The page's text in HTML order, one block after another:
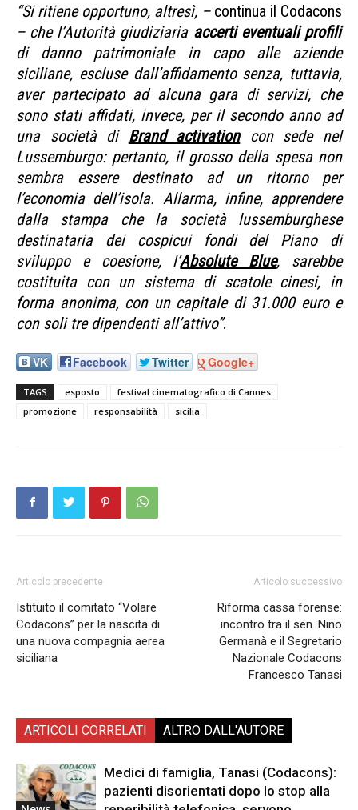
“Si ritiene opportuno, altresì, – continua il Codacons
– che l’Autorità giudiziaria accerti eventuali profili
di danno patrimoniale in capo alle aziende
siciliane, escluse dall’affidamento senza, tuttavia,
aver partecipato ad alcuna gara di servizi, che
sono stati affidati, invece, per il secondo anno ad
una società di Brand activationcon sede nel
Lussemburgo: pertanto, il grosso della spesa non
sembra essere destinato ad un ritorno per
l’economia dell’isola. Allarma, infine, apprendere
dalla stampa che la società lussemburghese
destinataria dei cospicui fondi del Piano di
sviluppo e coesione, l’Absolute Blue, sarebbe
costituita con un sistema di scatole cinesi, in
forma anonima, con un capitale di 31.000 euro e
con soli tre dipendenti all’attivo”.
VK Facebook Twitter Google+
TAGS esposto
festival cinematografico di Cannes
promozione
responsabilità sicilia
Articolo precedente
Istituito il comitato “Volare
Codacons” per la nascita di
una nuova compagnia aerea
siciliana
Articolo successivo
Riforma cassa forense:
incontro tra il sen. Nino
Germanà e il Segretario
Nazionale Codacons
Francesco Tanasi
ARTICOLI CORRELATI ALTRO DALL'AUTORE
Medici di famiglia, Tanasi (Codacons):
pazienti disorientati dopo lo stop alla